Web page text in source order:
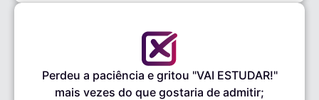
Perdeu a paciência e gritou "VAI ESTUDAR!"
mais vezes do que gostaria de admitir;